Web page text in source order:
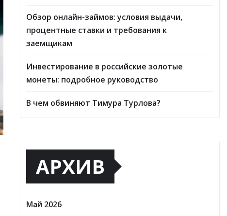
Обзор онлайн-займов: условия выдачи,
процентные ставки и требования к
заемщикам
Инвестирование в российские золотые
монеты: подробное руководство
В чем обвиняют Тимура Турлова?
АРХИВ
Май 2026